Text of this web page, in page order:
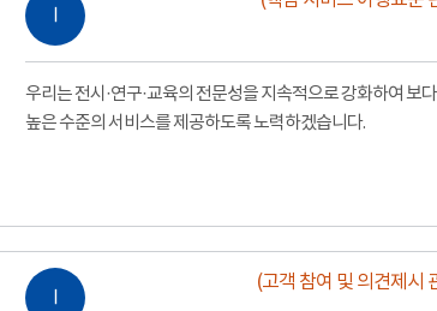
Ⅰ
우리는 전시·연구·교육의 전문성을 지속적으로 강화하여 보다
높은 수준의 서비스를 제공하도록 노력하겠습니다.
Ⅰ
(고객 참여 및 의견제시